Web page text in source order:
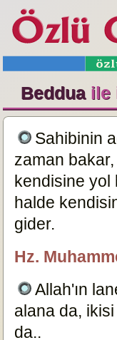
Bedduaile
Sahibinin
zaman
kendisine yol
halde
gider.
Hz.
Allah'ın
alana da, ikisi
da..